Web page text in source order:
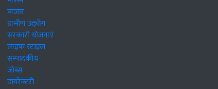
बाजार
ग्रामीण उद्द्योग
सरकारी योजनाएं
लाइफ स्टाइल
सम्पादकीय
जॉब्स
डायरेक्टरी